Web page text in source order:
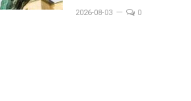
2026-08-03 0